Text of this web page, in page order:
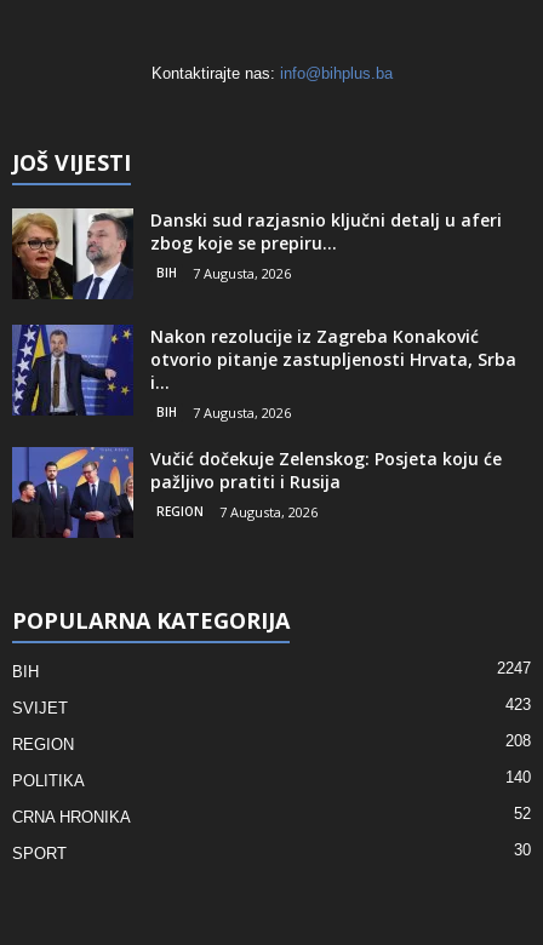
Kontaktirajte nas: info@bihplus.ba
JOŠ VIJESTI
Danski sud razjasnio ključni detalj u aferi
zbog koje se prepiru...
BIH 7 Augusta, 2026
Nakon rezolucije iz Zagreba Konaković
otvorio pitanje zastupljenosti Hrvata, Srba
i...
BIH 7 Augusta, 2026
Vučić dočekuje Zelenskog: Posjeta koju će
pažljivo pratiti i Rusija
REGION 7 Augusta, 2026
POPULARNA KATEGORIJA
BIH 2247
SVIJET 423
REGION 208
POLITIKA 140
CRNA HRONIKA 52
SPORT 30